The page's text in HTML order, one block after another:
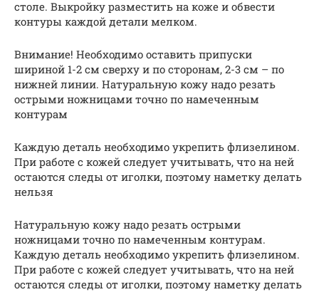
столе. Выкройку разместить на коже и обвести
контуры каждой детали мелком.
Внимание! Необходимо оставить припуски
шириной 1-2 см сверху и по сторонам, 2-3 см – по
нижней линии. Натуральную кожу надо резать
острыми ножницами точно по намеченным
контурам
Каждую деталь необходимо укрепить флизелином.
При работе с кожей следует учитывать, что на ней
остаются следы от иголки, поэтому наметку делать
нельзя
Натуральную кожу надо резать острыми
ножницами точно по намеченным контурам.
Каждую деталь необходимо укрепить флизелином.
При работе с кожей следует учитывать, что на ней
остаются следы от иголки, поэтому наметку делать